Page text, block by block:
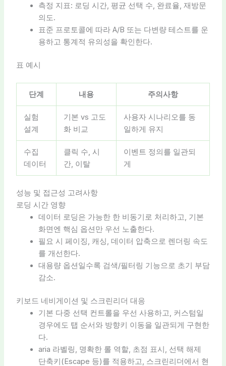
측정 지표: 로딩 시간, 평균 선택 수, 완료율, 재방문
의도.
표준 프로토콜에 따라 A/B 또는 다변량 테스트를 운
용하고 통계적 유의성을 확인한다.
표 예시
단계 내용 주의사항
실험
설계
기본 vs 고도
화 비교
사용자 시나리오를 동
일하게 유지
수집
데이터
클릭 수, 시
간, 이탈
이벤트 정의를 일관되
게
성능 및 접근성 고려사항
로딩 시간 영향
데이터 로딩은 가능한 한 비동기로 처리하고, 기본
화면엔 핵심 옵션만 우선 노출한다.
필요 시 페이징, 캐싱, 데이터 압축으로 렌더링 속도
를 개선한다.
대용량 옵션일수록 검색/필터링 기능으로 초기 부담
감소.
키보드 네비게이션 및 스크린리더 대응
기본 다중 선택 컨트롤을 우선 사용하고, 커스텀일
경우에도 탭 순서와 방향키 이동을 일관되게 구현한
다.
aria 라벨링, 명확한 롤 역할, 초점 표시, 선택 해제
단축키(Escape 등)를 적용하고, 스크린리더에서 현